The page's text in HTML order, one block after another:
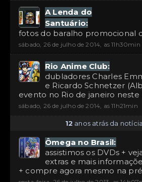
A Lenda do
Santuário:
fotos do baralho promocional
sábado, 26 de julho de 2014, as 11h30min
Rio Anime Club:
dubladores Charles
e Ricardo Schnetzer
evento no Rio de janeiro neste
sábado, 26 de julho de 2014, as 11h21min
12 anos atrás da
Ômega no Brasil:
assistimos os DVDs +
extras e mais
+ compre agora mesmo na